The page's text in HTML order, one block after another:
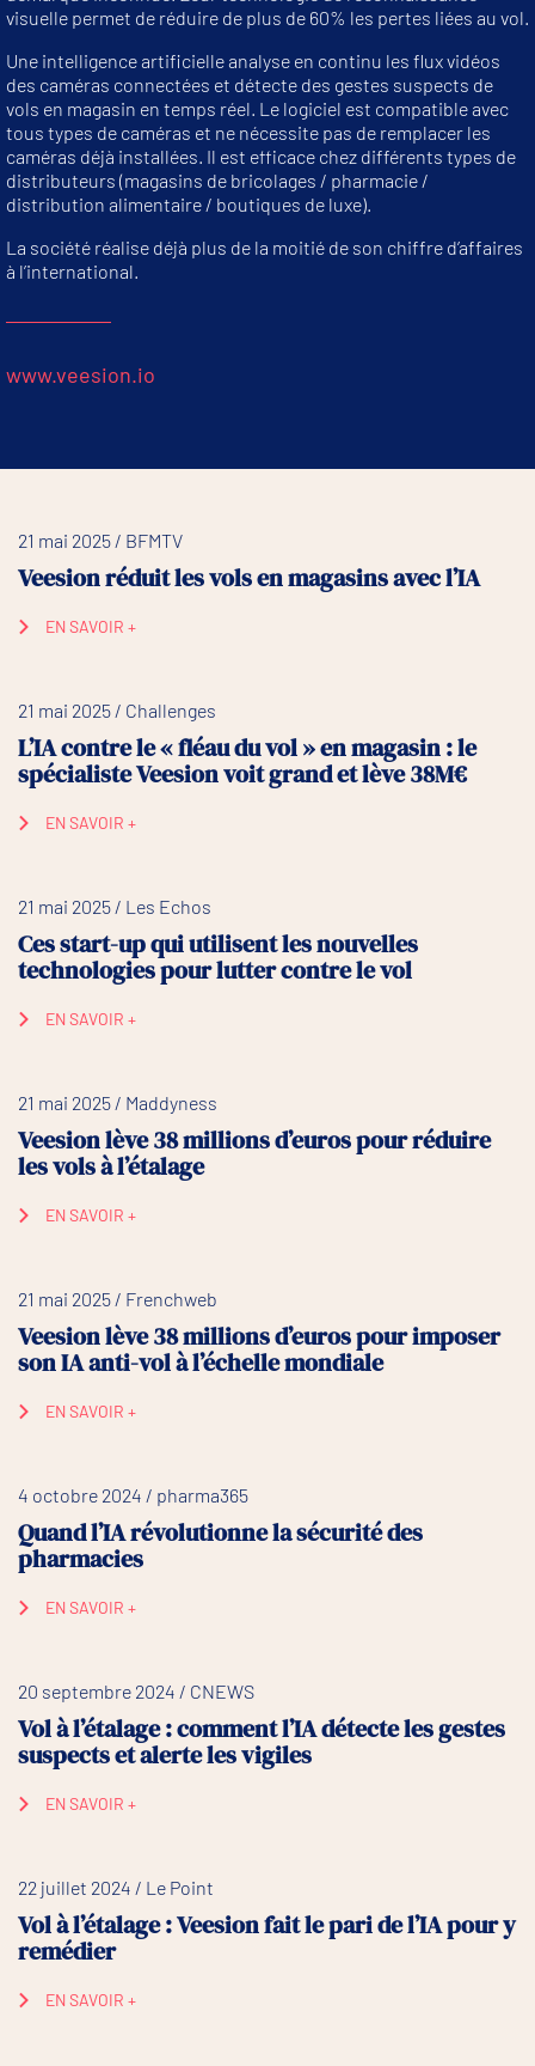
visuelle permet de réduire de plus de 60% les pertes liées au vol.
Une intelligence artificielle analyse en continu les flux vidéos
des caméras connectées et détecte des gestes suspects de
vols en magasin en temps réel. Le logiciel est compatible avec
tous types de caméras et ne nécessite pas de remplacer les
caméras déjà installées. Il est efficace chez différents types de
distributeurs (magasins de bricolages / pharmacie /
distribution alimentaire / boutiques de luxe).
La société réalise déjà plus de la moitié de son chiffre d’affaires
à l’international.
www.veesion.io
21 mai 2025 / BFMTV
Veesion réduit les vols en magasins avec l’IA
EN SAVOIR +
21 mai 2025 / Challenges
L’IA contre le « fléau du vol » en magasin : le
spécialiste Veesion voit grand et lève 38M€
EN SAVOIR +
21 mai 2025 / Les Echos
Ces start-up qui utilisent les nouvelles
technologies pour lutter contre le vol
EN SAVOIR +
21 mai 2025 / Maddyness
Veesion lève 38 millions d’euros pour réduire
les vols à l’étalage
EN SAVOIR +
21 mai 2025 / Frenchweb
Veesion lève 38 millions d’euros pour imposer
son IA anti-vol à l’échelle mondiale
EN SAVOIR +
4 octobre 2024 / pharma365
Quand l’IA révolutionne la sécurité des
pharmacies
EN SAVOIR +
20 septembre 2024 / CNEWS
Vol à l’étalage : comment l’IA détecte les gestes
suspects et alerte les vigiles
EN SAVOIR +
22 juillet 2024 / Le Point
Vol à l’étalage : Veesion fait le pari de l’IA pour y
remédier
EN SAVOIR +